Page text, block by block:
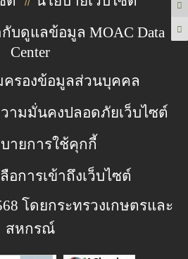
//
บดูแลข้อมูล MOAC Data
Center
ครองข้อมูลส่วนบุคคล
ามมั่นคงปลอดภัยเว็บไซต์
ายการใช้คุกกี้
อการเข้าถึงเว็บไซต์
โดยกระทรวงเกษตรและ
สหกรณ์